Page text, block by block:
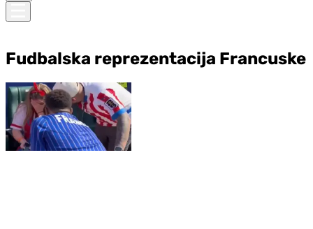
Fudbalska reprezentacija Francuske